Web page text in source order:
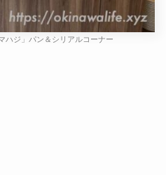
ハジ」パン＆シリアルコーナー